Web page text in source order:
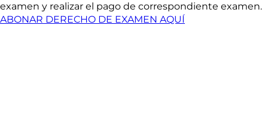
examen y realizar el pago de correspondiente examen.
ABONAR DERECHO DE EXAMEN AQUÍ